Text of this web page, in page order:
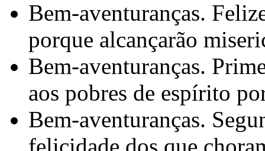
Bem-aventuranças.
porque alcançarão
Bem-aventuranças.
aos pobres de espírito
Bem-aventuranças.
felicidade dos que